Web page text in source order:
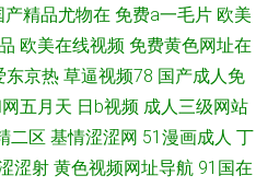
东影音av 91黄小视频 欧美性爱sss AV
站 福利姬导航 91国精产 午夜男人天堂
福利在线 91精品在线视频观看视频 涩
产精品尤物在 免费a一毛片 欧美
欧美在线视频 免费黄色网址在
东京热 草逼视频78 国产成人免
五月天 日b视频 成人三级网站
二区 基情涩涩网 51漫画成人 丁
涩射 黄色视频网址导航 91国在